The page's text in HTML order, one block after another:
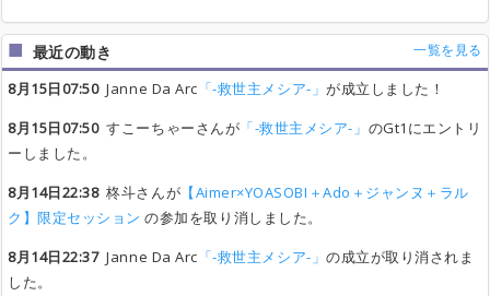
最近の動き 一覧を見る
8月15日07:50Janne Da Arc 「-救世主メシア-」が成立しました！
8月15日07:50すこーちゃーさんが 「-救世主メシア-」 のGt1にエントリ
ーしました。
8月14日22:38柊斗さんが 【Aimer×YOASOBI＋Ado＋ジャンヌ＋ラル
ク】限定セッションの参加を取り消しました。
8月14日22:37Janne Da Arc 「-救世主メシア-」の成立が取り消されま
した。